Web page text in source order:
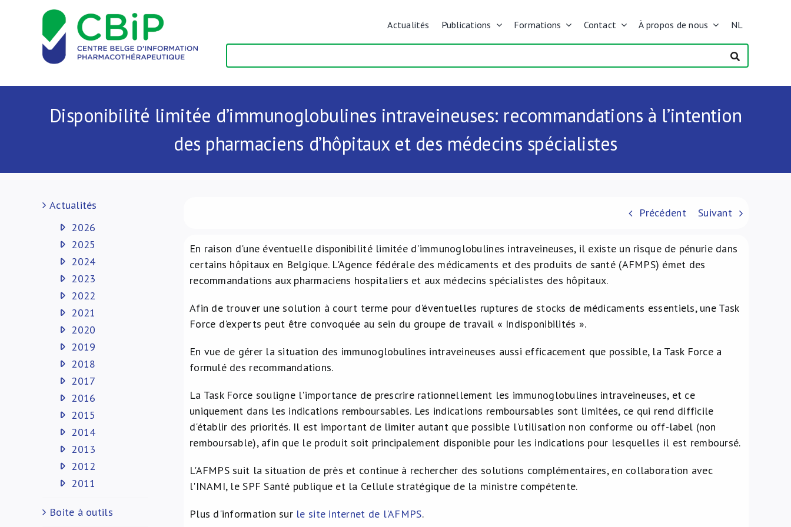
Actualités Publications Formations Contact À propos de nous NL
Disponibilité limitée d’immunoglobulines intraveineuses: recommandations à l’intention
des pharmaciens d’hôpitaux et des médecins spécialistes
Précédent Suivant
En raison d'une éventuelle disponibilité limitée d'immunoglobulines intraveineuses, il existe un risque de pénurie dans
certains hôpitaux en Belgique. L'Agence fédérale des médicaments et des produits de santé (AFMPS) émet des
recommandations aux pharmaciens hospitaliers et aux médecins spécialistes des hôpitaux.
Afin de trouver une solution à court terme pour d'éventuelles ruptures de stocks de médicaments essentiels, une Task
Force d'experts peut être convoquée au sein du groupe de travail « Indisponibilités ».
En vue de gérer la situation des immunoglobulines intraveineuses aussi efficacement que possible, la Task Force a
formulé des recommandations.
La Task Force souligne l'importance de prescrire rationnellement les immunoglobulines intraveineuses, et ce
uniquement dans les indications remboursables. Les indications remboursables sont limitées, ce qui rend difficile
d'établir des priorités. Il est important de limiter autant que possible l'utilisation non conforme ou off-label (non
remboursable), afin que le produit soit principalement disponible pour les indications pour lesquelles il est remboursé.
L'AFMPS suit la situation de près et continue à rechercher des solutions complémentaires, en collaboration avec
l'INAMI, le SPF Santé publique et la Cellule stratégique de la ministre compétente.
Plus d'information sur le site internet de l'AFMPS.
Actualités
2026
2025
2024
2023
2022
2021
2020
2019
2018
2017
2016
2015
2014
2013
2012
2011
Boite à outils